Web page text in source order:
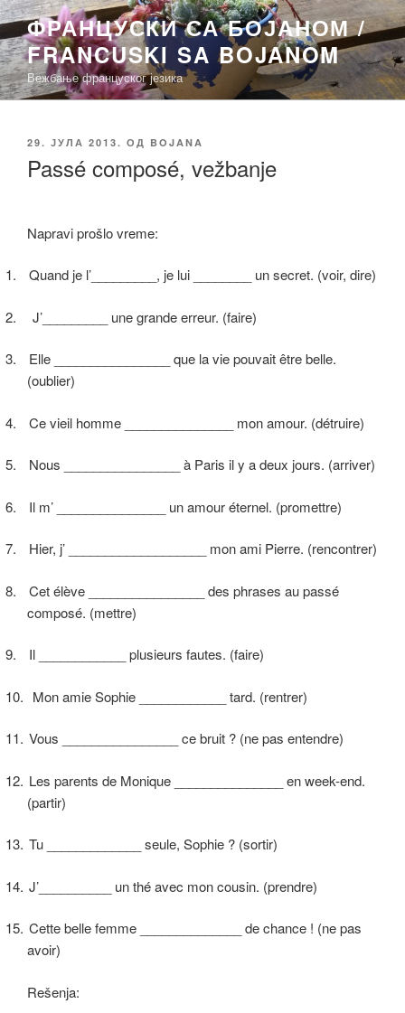
Скочи
на
садржај
ФРАНЦУСКИ СА БОЈАНОМ /
FRANCUSKI SA BOJANOM
Вежбање француског језика
ОБЈАВЉЕНО
29. ЈУЛА 2013. ОД BOJANA
Passé composé, vežbanje
Napravi prošlo vreme:
1. Quand je l’_________, je lui ________ un secret. (voir, dire)
2. J’_________ une grande erreur. (faire)
3.
Elle ________________ que la vie pouvait être belle.
(oublier)
4. Ce vieil homme _______________ mon amour. (détruire)
5. Nous ________________ à Paris il y a deux jours. (arriver)
6. Il m’ _______________ un amour éternel. (promettre)
7. Hier, j’ ___________________ mon ami Pierre. (rencontrer)
8.
Cet élève ________________ des phrases au passé
composé. (mettre)
9. Il ____________ plusieurs fautes. (faire)
10. Mon amie Sophie ____________ tard. (rentrer)
11. Vous ________________ ce bruit ? (ne pas entendre)
12. Les parents de Monique _______________ en week-end.
(partir)
13. Tu _____________ seule, Sophie ? (sortir)
14. J’__________ un thé avec mon cousin. (prendre)
15. Cette belle femme ______________ de chance ! (ne pas
avoir)
Rešenja: